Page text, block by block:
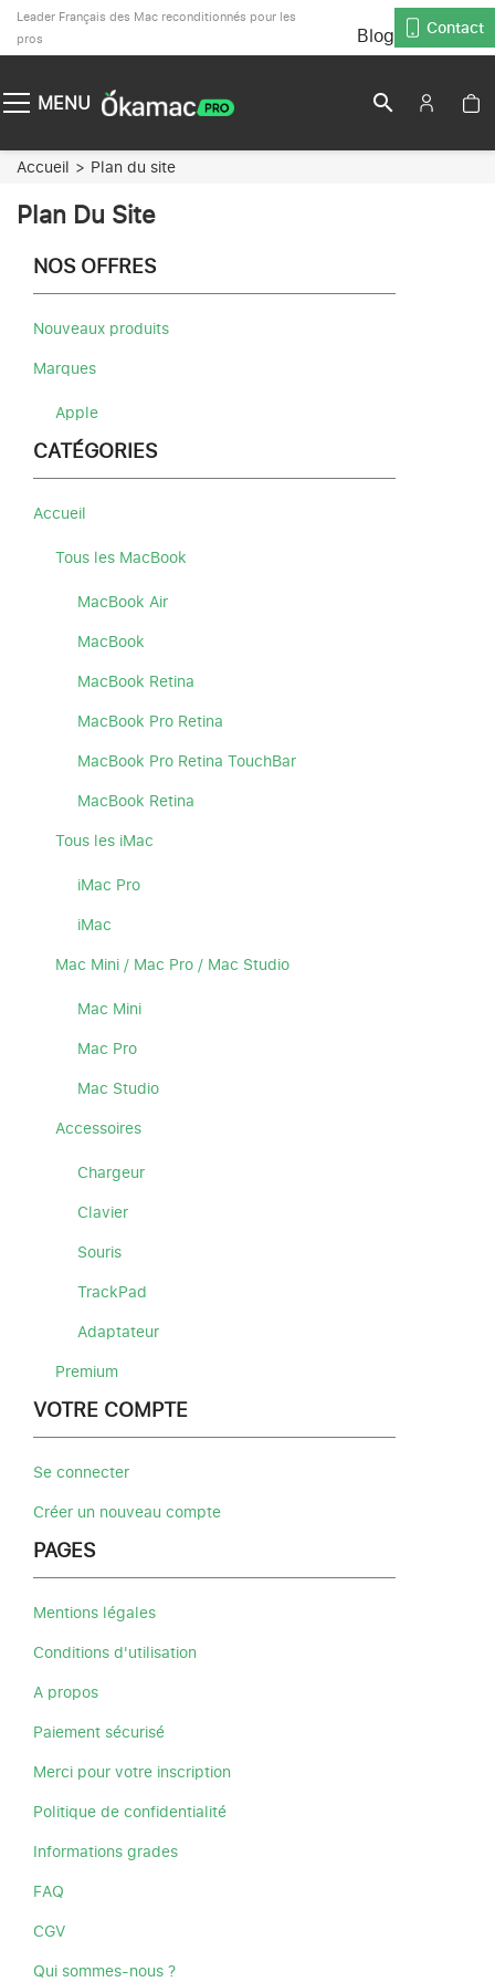
Leader Français des Mac reconditionnés pour les
pros
Blog Contact
search
MENU
Accueil Plan du site
Plan Du Site
NOS OFFRES
Nouveaux produits
Marques
Apple
CATÉGORIES
Accueil
Tous les MacBook
MacBook Air
MacBook
MacBook Retina
MacBook Pro Retina
MacBook Pro Retina TouchBar
MacBook Retina
Tous les iMac
iMac Pro
iMac
Mac Mini / Mac Pro / Mac Studio
Mac Mini
Mac Pro
Mac Studio
Accessoires
Chargeur
Clavier
Souris
TrackPad
Adaptateur
Premium
VOTRE COMPTE
Se connecter
Créer un nouveau compte
PAGES
Mentions légales
Conditions d'utilisation
A propos
Paiement sécurisé
Merci pour votre inscription
Politique de confidentialité
Informations grades
FAQ
CGV
Qui sommes-nous ?